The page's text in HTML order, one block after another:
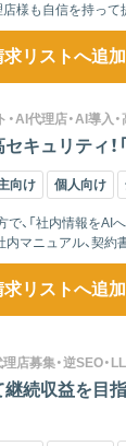
案を進められます。 さらに、24時
リストへ追加
AI代理店・AI導入
セキュリティ
向け 個人向け
、「社内情報を
マニュアル、契
リストへ追加
店募集・逆SEO・
続収益を目指